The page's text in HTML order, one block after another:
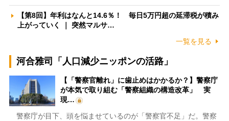
【第8回】年利はなんと14.6％！ 毎日5万円超の延滞税が積み
上がっていく ｜ 突然マルサ…
一覧を見る
河合雅司「人口減少ニッポンの活路」
【「警察官離れ」に歯止めはかかるか？】警察庁
が本気で取り組む「警察組織の構造改革」 実
現…
警察庁が目下、頭を悩ませているのが「警察官不足」だ。警察